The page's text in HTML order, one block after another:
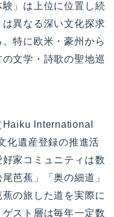
」は上位に位置し続
異なる深い文化探求
特に欧米・豪州から
文学・詩歌の聖地巡
Haiku International
化遺産登録の推進活
家コミュニティは数
芭蕉」「奥の細道」
の旅した道を実際に
スト層は毎年一定数